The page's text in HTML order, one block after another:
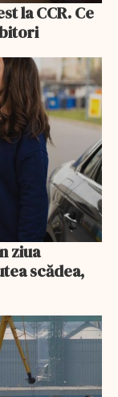
la CCR. Ce
ziua
scădea,